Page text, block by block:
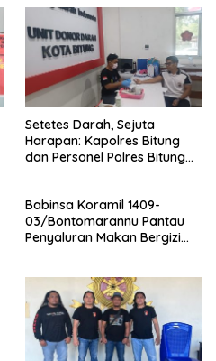
Setetes Darah, Sejuta
Harapan: Kapolres Bitung
dan Personel Polres Bitung
Babinsa Koramil 1409-
03/Bontomarannu Pantau
Penyaluran Makan Bergizi